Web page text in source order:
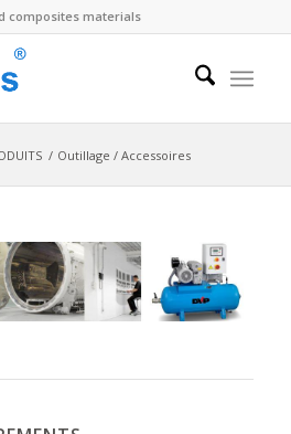
composites materials
/ Outillage / Accessoires